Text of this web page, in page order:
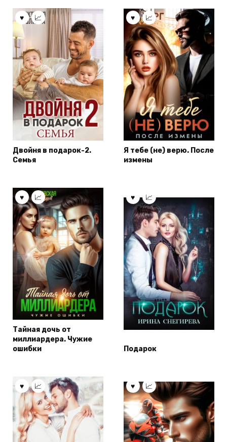
Двойня в подарок-2.
Семья
Я тебе (не) верю. После
измены
Тайная дочь от
миллиардера. Чужие
ошибки
Подарок